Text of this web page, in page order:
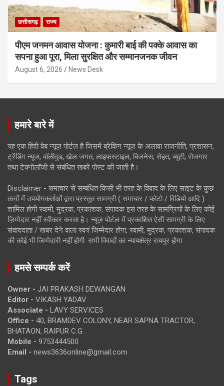
छत्तीसगढ़ राज्य
पीएम जनमन आवास योजना : कुमारी बाई की पक्के आवास का
सपना हुआ पूरा, मिला सुरक्षित और सम्मानजनक जीवन
August 6, 2026 News Desk
हमारे बारे में
यह एक हिंदी वेब न्यूज़ पोर्टल है जिसमें ब्रेकिंग न्यूज़ के अलावा राजनीति, प्रशासन,
ट्रेंडिंग न्यूज, बॉलीवुड, खेल जगत, लाइफस्टाइल, बिजनेस, सेहत, ब्यूटी, रोजगार
तथा टेक्नोलॉजी से संबंधित खबरें पोस्ट की जाती है।
Disclaimer - समाचार से सम्बंधित किसी भी तरह के विवाद के लिए साइट के कुछ
तत्वों में उपयोगकर्ताओं द्वारा प्रस्तुत सामग्री ( समाचार / फोटो / विडियो आदि )
शामिल होगी स्वामी, मुद्रक, प्रकाशक, संपादक इस तरह के सामग्रियों के लिए कोई
ज़िम्मेदार नहीं स्वीकार करता है। न्यूज़ पोर्टल में प्रकाशित ऐसी सामग्री के लिए
संवाददाता / खबर देने वाला स्वयं जिम्मेदार होगा, स्वामी, मुद्रक, प्रकाशक, संपादक
की कोई भी जिम्मेदारी नहीं होगी. सभी विवादों का न्यायक्षेत्र रायपुर होगा
हमसे सम्पर्क करें
Owner - JAI PRAKASH DEWANGAN
Editor - VIKASH YADAV
Associate - LAVY SERVICES
Office - 40, BRAMDEV COLONY, NEAR SAPNA TRACTOR,
BHATAON, RAIPUR C.G.
Mobile - 9753444500
Email - news3636online@gmail.com
Tags